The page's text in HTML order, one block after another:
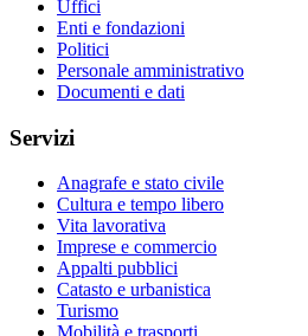
Uffici
Enti e fondazioni
Politici
Personale amministrativo
Documenti e dati
Servizi
Anagrafe e stato civile
Cultura e tempo libero
Vita lavorativa
Imprese e commercio
Appalti pubblici
Catasto e urbanistica
Turismo